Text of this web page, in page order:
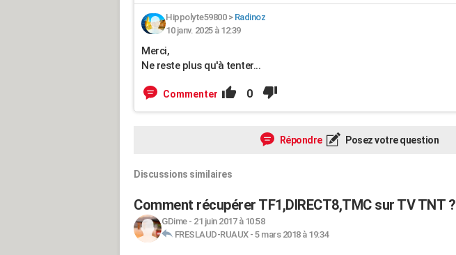
Hippolyte59800> Radinoz
10 janv. 2025 à 12:39
Merci,
Ne reste plus qu'à tenter...
Commenter 0
Répondre Posez votre question
Discussions similaires
Comment récupérer TF1,DIRECT8,TMC sur TV TNT ?
GDime- 21 juin 2017 à 10:58
FRESLAUD-RUAUX- 5 mars 2018 à 19:34